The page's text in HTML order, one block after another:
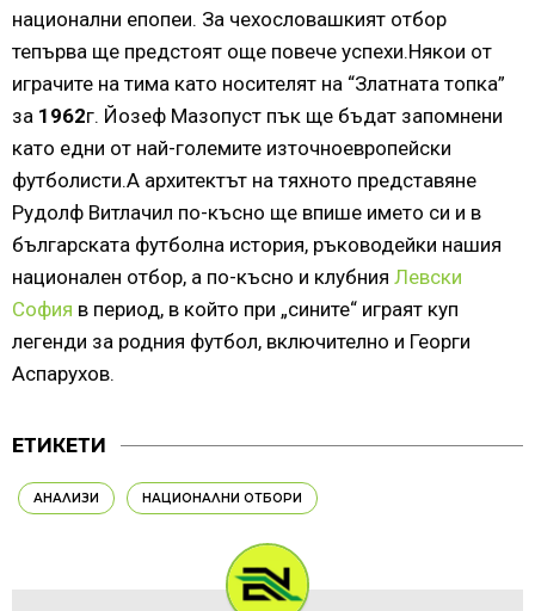
национални епопеи. За чехословашкият отбор
тепърва ще предстоят още повече успехи.Някои от
играчите на тима като носителят на “Златната топка”
за 1962г. Йозеф Мазопуст пък ще бъдат запомнени
като едни от най-големите източноевропейски
футболисти.А архитектът на тяхното представяне
Рудолф Витлачил по-късно ще впише името си и в
българската футболна история, ръководейки нашия
национален отбор, а по-късно и клубния Левски
София в период, в който при „сините“ играят куп
легенди за родния футбол, включително и Георги
Аспарухов.
ЕТИКЕТИ
АНАЛИЗИ НАЦИОНАЛНИ ОТБОРИ